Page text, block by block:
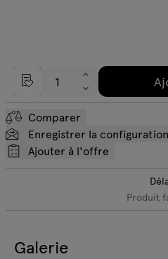
Comparer
Enregistrer la configuration
Ajouter à l'offre
Produit
Galerie